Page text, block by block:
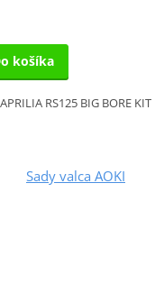
košíka
APRILIA RS125 BIG BORE KIT
Sady valca AOKI